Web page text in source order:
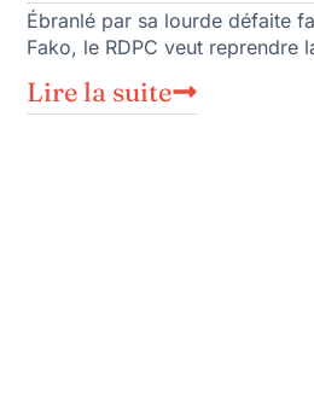
Ébranlé par sa lourde défaite
Fako, le RDPC veut reprendre
Lire la suite